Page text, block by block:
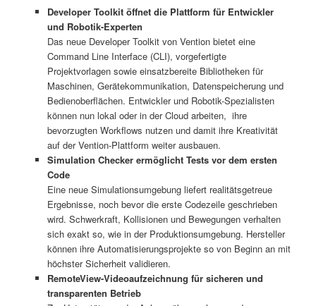
Developer Toolkit öffnet die Plattform für Entwickler
und Robotik-Experten
Das neue Developer Toolkit von Vention bietet eine
Command Line Interface (CLI), vorgefertigte
Projektvorlagen sowie einsatzbereite Bibliotheken für
Maschinen, Gerätekommunikation, Datenspeicherung und
Bedienoberflächen. Entwickler und Robotik-Spezialisten
können nun lokal oder in der Cloud arbeiten, ihre
bevorzugten Workflows nutzen und damit ihre Kreativität
auf der Vention-Plattform weiter ausbauen.
Simulation Checker ermöglicht Tests vor dem ersten
Code
Eine neue Simulationsumgebung liefert realitätsgetreue
Ergebnisse, noch bevor die erste Codezeile geschrieben
wird. Schwerkraft, Kollisionen und Bewegungen verhalten
sich exakt so, wie in der Produktionsumgebung. Hersteller
können ihre Automatisierungsprojekte so von Beginn an mit
höchster Sicherheit validieren.
RemoteView-Videoaufzeichnung für sicheren und
transparenten Betrieb